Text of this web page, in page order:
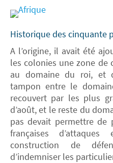
Historique des cinquante
A l’origine, il avait été
les colonies une zone de
au domaine du roi, et
tampon entre le
recouvert par les plus
d’août, et le reste du
pas devait permettre de
françaises
construction de
d’indemniser les